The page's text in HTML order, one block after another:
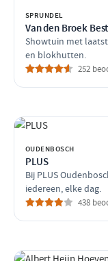
SPRUNDEL
Van den Broek
Showtuin met
en blokhutten.
252
OUDENBOSCH
PLUS
Bij PLUS
iedereen, elke dag.
438